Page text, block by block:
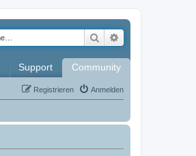
Suche
Support Community
Anmelden
Registrieren